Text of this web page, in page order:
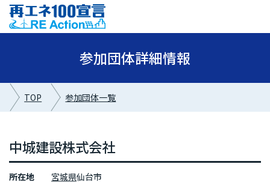
参加団体詳細情報
TOP 参加団体一覧
中城建設株式会社
所在地 宮城県仙台市